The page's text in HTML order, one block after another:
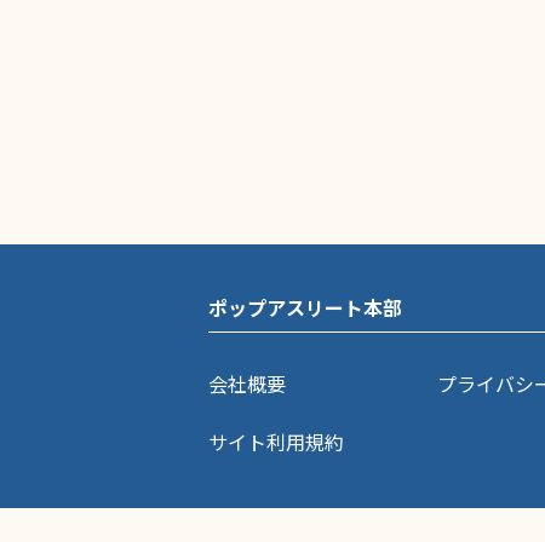
ポップアスリート本部
会社概要 プライバシ
サイト利用規約